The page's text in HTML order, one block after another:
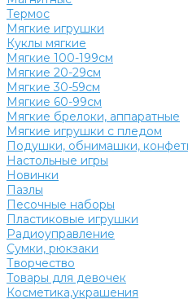
Термос
Мягкие игрушки
Куклы мягкие
Мягкие 100-199см
Мягкие 20-29см
Мягкие 30-59см
Мягкие 60-99см
Мягкие брелоки, аппаратные
Мягкие игрушки с пледом
Подушки, обнимашки,
Настольные игры
Новинки
Пазлы
Песочные наборы
Пластиковые игрушки
Радиоуправление
Сумки, рюкзаки
Творчество
Товары для девочек
Косметика,украшения